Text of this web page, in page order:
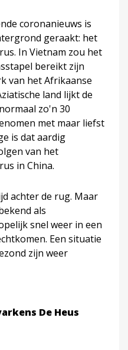
coronanieuws is
geraakt: het
In Vietnam zou het
bereikt zijn
van het Afrikaanse
land lijkt de
zo'n 30
met maar liefst
is dat aardig
van het
in China.
achter de rug. Maar
als
snel weer in een
Een situatie
zijn weer
De Heus